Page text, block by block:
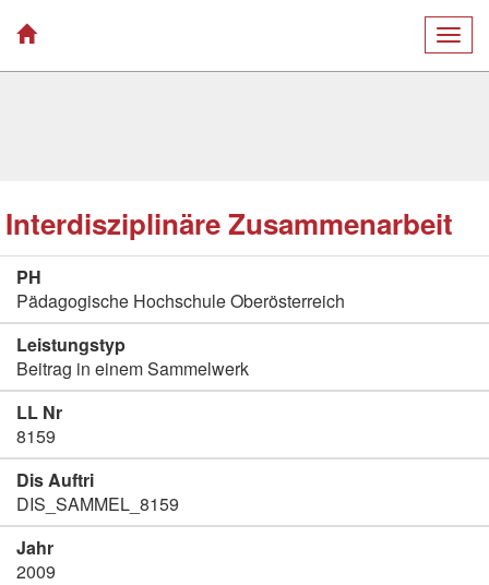
Interdisziplinäre Zusammenarbeit
PH
Pädagogische Hochschule Oberösterreich
Leistungstyp
Beitrag in einem Sammelwerk
LL Nr
8159
Dis Auftri
DIS_SAMMEL_8159
Jahr
2009